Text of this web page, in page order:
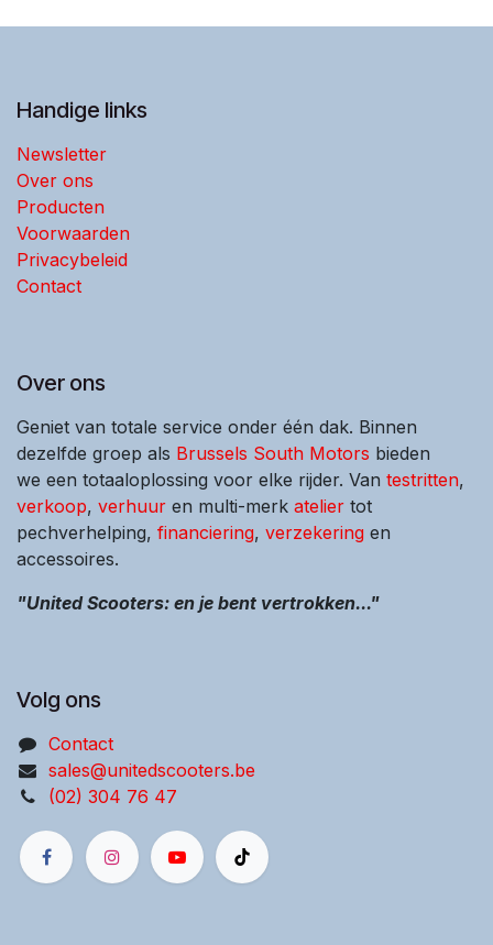
Handige links
Newsletter
Over ons
Producten
Voorwaarden
Privacybeleid
Contact
Over ons
Geniet van totale service onder één dak. Binnen
dezelfde groep als Brussels South Motors bieden
we een totaaloplossing voor elke rijder. Van testritten,
verkoop, verhuur en multi-merk atelier tot
pechverhelping, financiering, verzekering en
accessoires.
"United Scooters: en je bent vertrokken..."
Volg ons
Contact
sales@unitedscooters.be
(02) 304 76 47